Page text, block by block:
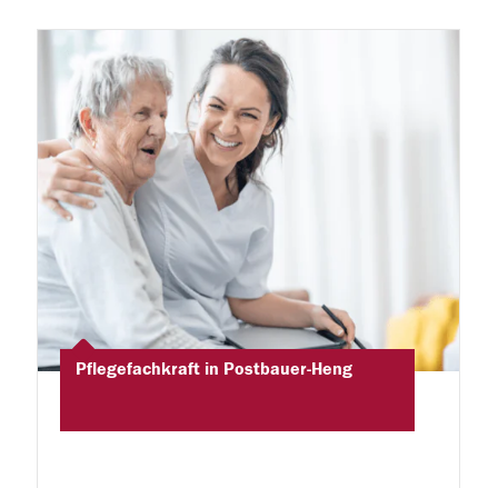
Pflegefachkraft in Postbauer-Heng